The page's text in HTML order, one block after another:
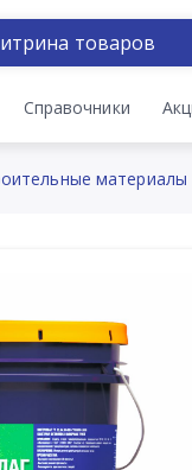
товаров
Справочники
материалы